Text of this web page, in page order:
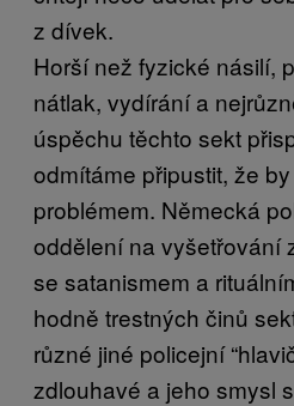
z dívek.
Horší než fyzické násilí,
nátlak, vydírání a
úspěchu těchto sekt
odmítáme připustit, že
problémem. Německá
oddělení na vyšetřování
se satanismem a
hodně trestných činů
různé jiné policejní
zdlouhavé a jeho smysl